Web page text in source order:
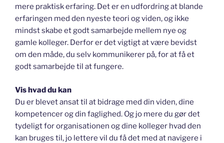
mere praktisk erfaring. Det er en udfordring at blande
erfaringen med den nyeste teori og viden, og ikke
mindst skabe et godt samarbejde mellem nye og
gamle kolleger. Derfor er det vigtigt at være bevidst
om den måde, du selv kommunikerer på, for at få et
godt samarbejde til at fungere.
Vis hvad du kan
Du er blevet ansat til at bidrage med din viden, dine
kompetencer og din faglighed. Og jo mere du gør det
tydeligt for organisationen og dine kolleger hvad den
kan bruges til, jo lettere vil du få det med at navigere i